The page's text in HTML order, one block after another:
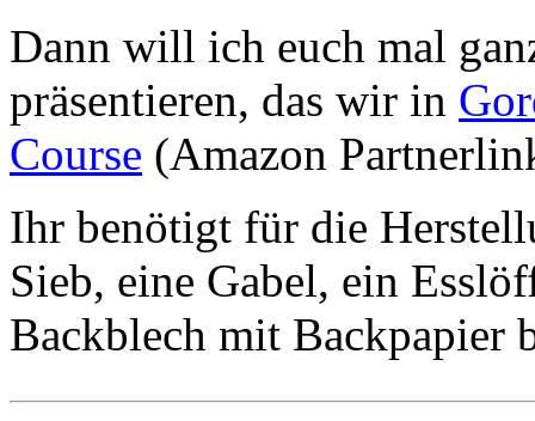
Dann will ich euch mal
präsentieren, das wir in
Course (Amazon
Ihr benötigt für die
Sieb, eine Gabel, ein
Backblech mit Backpapier